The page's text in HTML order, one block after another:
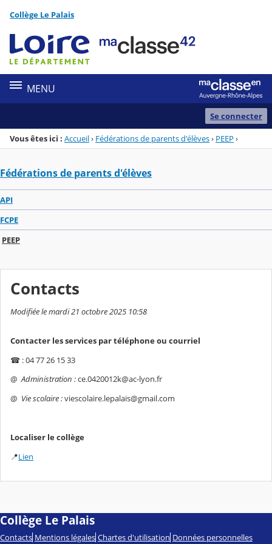
Menu de la rubrique
Contenu
Collège Le Palais
MENU
Se connecter
Vous êtes ici : Accueil› Fédérations de parents d'élèves› PEEP ›
Fédérations de parents d'élèves
API
FCPE
PEEP
Contacts
Modifiée le mardi 21 octobre 2025 10:58
Contacter les services par téléphone ou courriel
☎ : 04 77 26 15 33
@Administration :ce.0420012k@ac-lyon.fr
@ Vie scolaire :viescolaire.lepalais@gmail.com
Localiser le collège
📍Lien
Collège Le Palais
Contacts Mentions légales Chartes d'utilisation Données personnelles